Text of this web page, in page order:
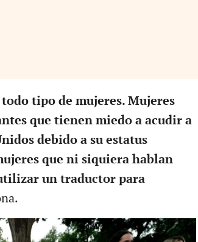
tipo de mujeres. Mujeres
que tienen miedo a acudir a
debido a su estatus
que ni siquiera hablan
un traductor para